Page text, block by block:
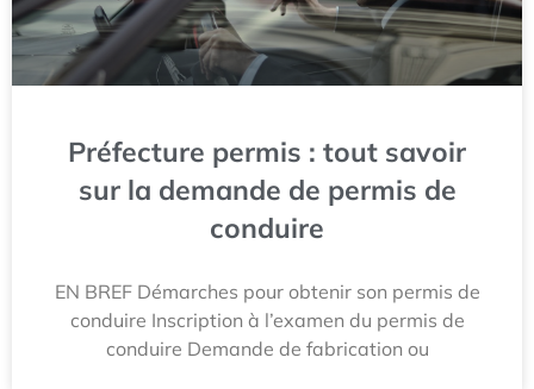
Préfecture permis : tout savoir
sur la demande de permis de
conduire
EN BREF Démarches pour obtenir son permis de
conduire Inscription à l’examen du permis de
conduire Demande de fabrication ou